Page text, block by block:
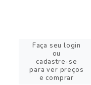
Faça seu login
ou
cadastre-se
para ver preços
e comprar